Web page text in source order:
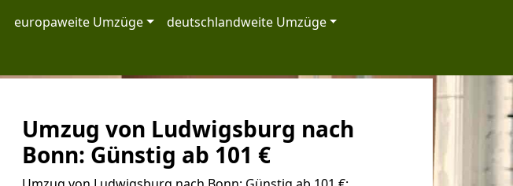
europaweite Umzüge
deutschlandweite Umzüge
Umzug von Ludwigsburg nach
Bonn: Günstig ab 101 €